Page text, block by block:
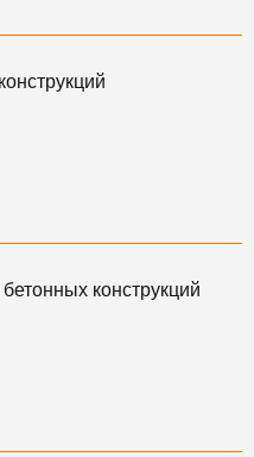
конструкций